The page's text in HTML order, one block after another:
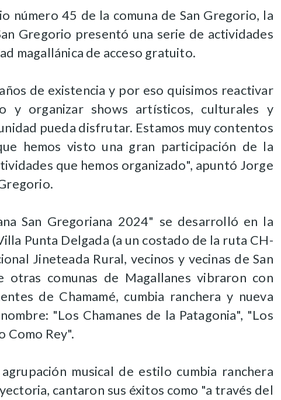
número 45 de la comuna de San Gregorio, la
Gregorio presentó una serie de actividades
magallánica de acceso gratuito.
de existencia y por eso quisimos reactivar
y organizar shows artísticos, culturales y
pueda disfrutar. Estamos muy contentos
hemos visto una gran participación de la
que hemos organizado", apuntó Jorge
San Gregoriana 2024" se desarrolló en la
Punta Delgada (a un costado de la ruta CH-
Jineteada Rural, vecinos y vecinas de San
otras comunas de Magallanes vibraron con
de Chamamé, cumbia ranchera y nueva
"Los Chamanes de la Patagonia", "Los
Como Rey".
musical de estilo cumbia ranchera
cantaron sus éxitos como "a través del